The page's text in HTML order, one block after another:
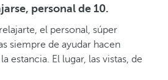
personal de 10.
el personal, súper
siempre de ayudar hacen
estancia. El lugar, las vistas, de